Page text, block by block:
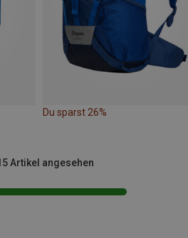
Du sparst 26%
Artikel angesehen